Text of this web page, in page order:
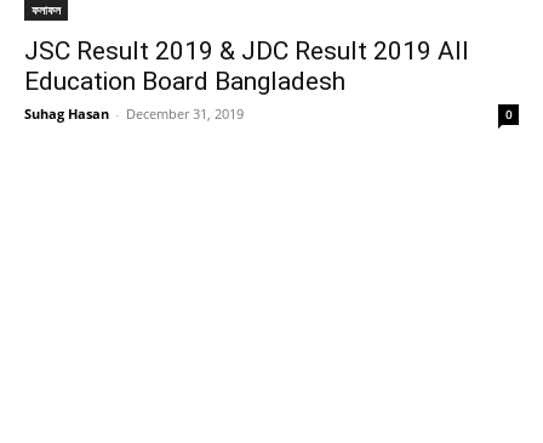
ফলাফল
JSC Result 2019 & JDC Result 2019 All
Education Board Bangladesh
Suhag Hasan - December 31, 2019 0